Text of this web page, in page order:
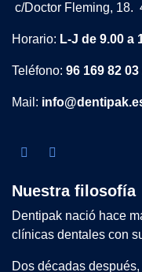
c/Doctor Fleming, 18.
Horario: L-J de 9.00 a
Teléfono: 96 169 82 03
Mail:
Nuestra filosofía
Dentipak nació hace
clínicas dentales con
Dos décadas